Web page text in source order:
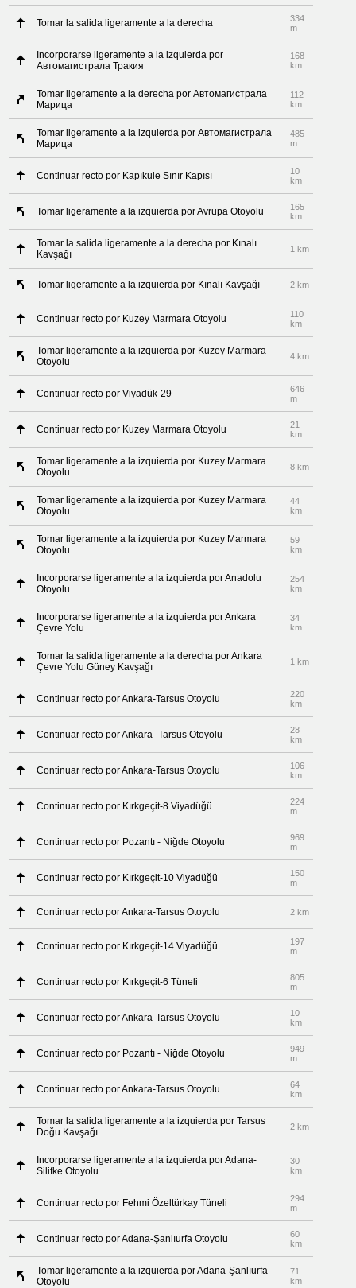
Tomar la salida ligeramente a la derecha
334
m
Incorporarse ligeramente a la izquierda por
Автомагистрала Тракия
168
km
Tomar ligeramente a la derecha por Автомагистрала
Марица
112
km
Tomar ligeramente a la izquierda por Автомагистрала
Марица
485
m
Continuar recto por Kapıkule Sınır Kapısı
10
km
Tomar ligeramente a la izquierda por Avrupa Otoyolu
165
km
Tomar la salida ligeramente a la derecha por Kınalı
Kavşağı
1 km
Tomar ligeramente a la izquierda por Kınalı Kavşağı 2 km
Continuar recto por Kuzey Marmara Otoyolu
110
km
Tomar ligeramente a la izquierda por Kuzey Marmara
Otoyolu
4 km
Continuar recto por Viyadük-29
646
m
Continuar recto por Kuzey Marmara Otoyolu
21
km
Tomar ligeramente a la izquierda por Kuzey Marmara
Otoyolu
8 km
Tomar ligeramente a la izquierda por Kuzey Marmara
Otoyolu
44
km
Tomar ligeramente a la izquierda por Kuzey Marmara
Otoyolu
59
km
Incorporarse ligeramente a la izquierda por Anadolu
Otoyolu
254
km
Incorporarse ligeramente a la izquierda por Ankara
Çevre Yolu
34
km
Tomar la salida ligeramente a la derecha por Ankara
Çevre Yolu Güney Kavşağı
1 km
Continuar recto por Ankara-Tarsus Otoyolu
220
km
Continuar recto por Ankara -Tarsus Otoyolu
28
km
Continuar recto por Ankara-Tarsus Otoyolu
106
km
Continuar recto por Kırkgeçit-8 Viyadüğü
224
m
Continuar recto por Pozantı - Niğde Otoyolu
969
m
Continuar recto por Kırkgeçit-10 Viyadüğü
150
m
Continuar recto por Ankara-Tarsus Otoyolu 2 km
Continuar recto por Kırkgeçit-14 Viyadüğü
197
m
Continuar recto por Kırkgeçit-6 Tüneli
805
m
Continuar recto por Ankara-Tarsus Otoyolu
10
km
Continuar recto por Pozantı - Niğde Otoyolu
949
m
Continuar recto por Ankara-Tarsus Otoyolu
64
km
Tomar la salida ligeramente a la izquierda por Tarsus
Doğu Kavşağı
2 km
Incorporarse ligeramente a la izquierda por Adana-
Silifke Otoyolu
30
km
Continuar recto por Fehmi Özeltürkay Tüneli
294
m
Continuar recto por Adana-Şanlıurfa Otoyolu
60
km
Tomar ligeramente a la izquierda por Adana-Şanlıurfa
Otoyolu
71
km